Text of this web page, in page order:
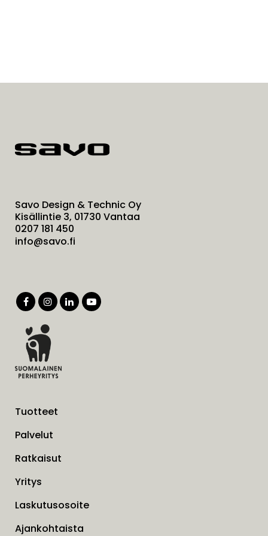
Savo Design & Technic Oy
Kisällintie 3, 01730 Vantaa
0207 181 450
info@savo.fi
Tuotteet
Palvelut
Ratkaisut
Yritys
Laskutusosoite
Ajankohtaista